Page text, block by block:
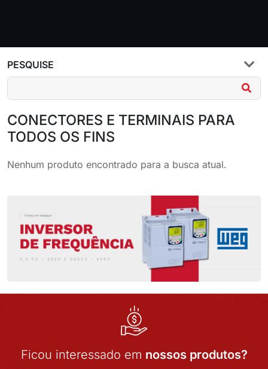
PESQUISE
CONECTORES E TERMINAIS PARA
TODOS OS FINS
Nenhum produto encontrado para a busca atual.
Ficou interessado em nossos produtos?